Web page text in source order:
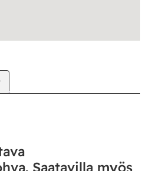
Saatavilla myös